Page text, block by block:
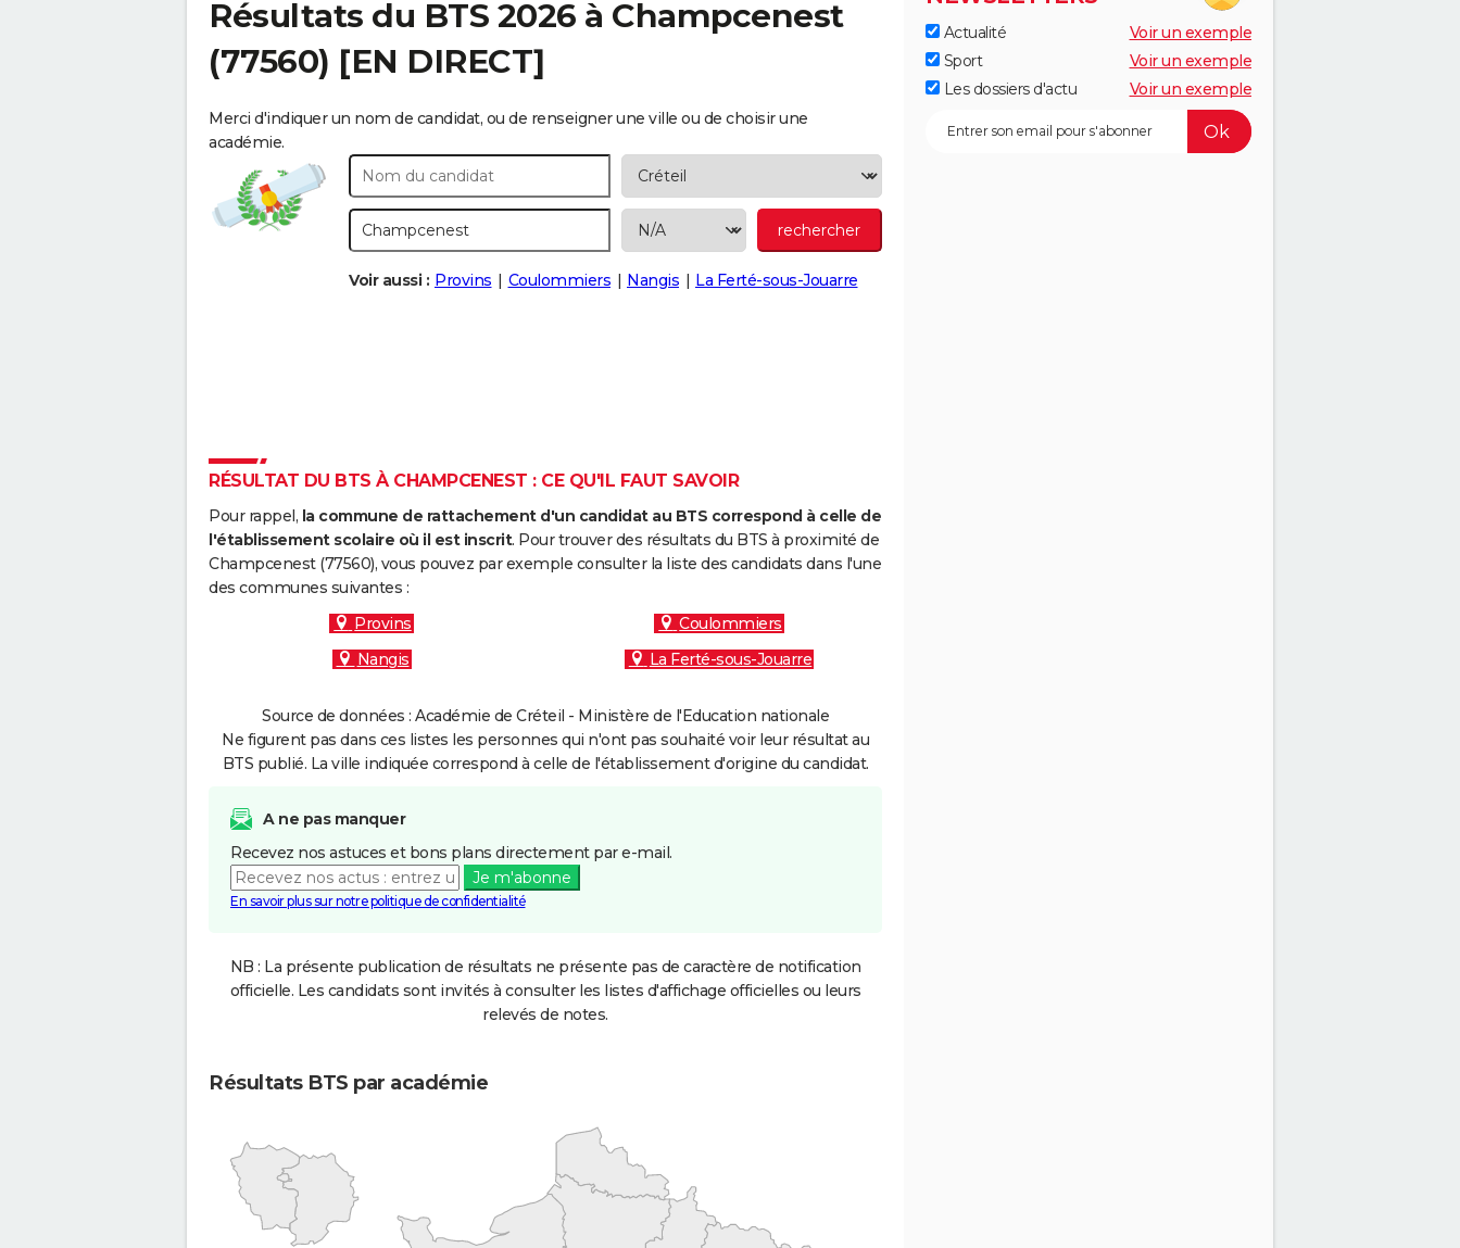
Résultats du BTS 2026 à Champcenest
(77560) [EN DIRECT]
Merci d'indiquer un nom de candidat, ou de renseigner une ville ou de choisir une
académie.
Voir aussi : Provins Coulommiers Nangis La Ferté-sous-Jouarre
RÉSULTAT DU BTS À CHAMPCENEST : CE QU'IL FAUT SAVOIR
Pour rappel, la commune de rattachement d'un candidat au BTS correspond à celle de
l'établissement scolaire où il est inscrit. Pour trouver des résultats du BTS à proximité de
Champcenest (77560), vous pouvez par exemple consulter la liste des candidats dans l'une
des communes suivantes :
Provins
Coulommiers
Nangis
La Ferté-sous-Jouarre
Source de données : Académie de Créteil - Ministère de l'Education nationale
Ne figurent pas dans ces listes les personnes qui n'ont pas souhaité voir leur résultat au
BTS publié. La ville indiquée correspond à celle de l'établissement d'origine du candidat.
A ne pas manquer
Recevez nos astuces et bons plans directement par e-mail.
Je m'abonne
En savoir plus sur notre politique de confidentialité
NB : La présente publication de résultats ne présente pas de caractère de notification
officielle. Les candidats sont invités à consulter les listes d'affichage officielles ou leurs
relevés de notes.
Résultats BTS par académie
Actualité
Voir un exemple
Sport
Voir un exemple
Les dossiers d'actu
Voir un exemple